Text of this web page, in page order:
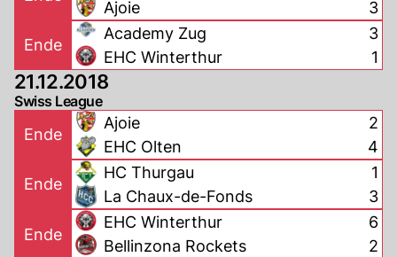
Ajoie
3
Ende
Academy Zug
EHC Winterthur
3
1
21.12.2018
Swiss League
Ende
Ajoie
EHC Olten
2
4
Ende
HC Thurgau
La Chaux-de-Fonds
1
3
Ende
EHC Winterthur
Bellinzona Rockets
6
2